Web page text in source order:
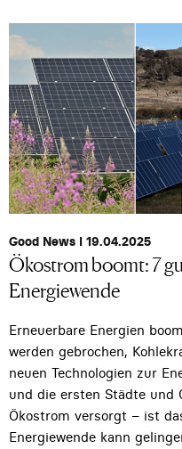
Good News I 19.04.2025
Ökostrom boomt: 7
Energiewende
Erneuerbare Energien
werden gebrochen,
neuen Technologien zur
und die ersten Städte und
Ökostrom versorgt – ist
Energiewende kann